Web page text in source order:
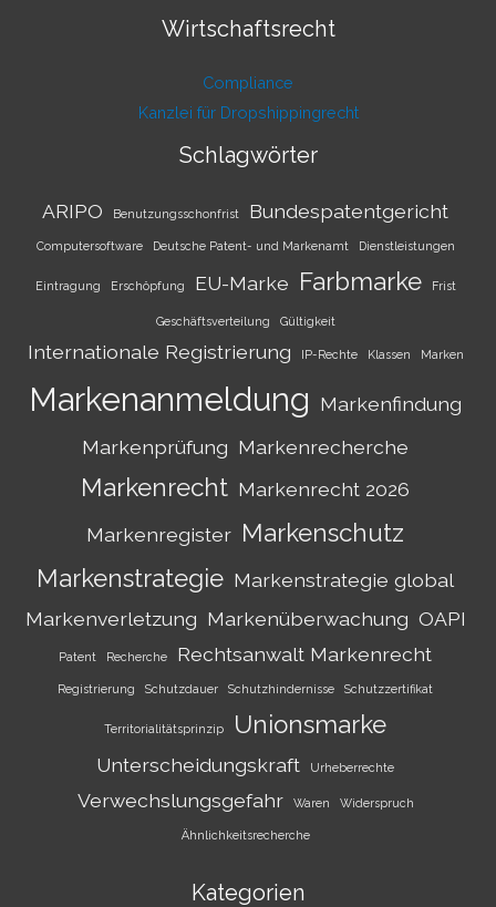
Wirtschaftsrecht
Compliance
Kanzlei für Dropshippingrecht
Schlagwörter
ARIPO Benutzungsschonfrist Bundespatentgericht
Computersoftware Deutsche Patent- und Markenamt Dienstleistungen
Eintragung Erschöpfung EU-Marke Farbmarke Frist
Geschäftsverteilung Gültigkeit
Internationale Registrierung IP-Rechte Klassen Marken
Markenanmeldung Markenfindung
Markenprüfung Markenrecherche
Markenrecht Markenrecht 2026
Markenregister Markenschutz
Markenstrategie Markenstrategie global
Markenverletzung Markenüberwachung OAPI
Patent Recherche Rechtsanwalt Markenrecht
Registrierung Schutzdauer Schutzhindernisse Schutzzertifikat
Territorialitätsprinzip Unionsmarke
Unterscheidungskraft Urheberrechte
Verwechslungsgefahr Waren Widerspruch
Ähnlichkeitsrecherche
Kategorien